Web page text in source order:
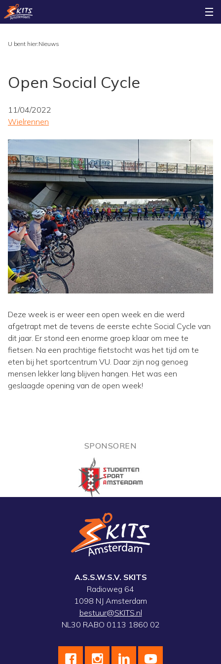
U bent hier:Nieuws
Open Social Cycle
11/04/2022
Wielrennen
Deze week is er weer een open week en die werd
afgetrapt met de tevens de eerste echte Social Cycle van
dit jaar. Er stond een enorme groep klaar om mee te
fietsen. Na een prachtige fietstocht was het tijd om te
eten bij het sportcentrum VU. Daar zijn nog genoeg
mensen lekker lang blijven hangen. Het was een
geslaagde opening van de open week!
SPONSOREN
A.S.S.W.S.V. SKITS
Radioweg 64
1098 NJ Amsterdam
bestuur@SKITS.nl
NL30 RABO 0113 1860 02